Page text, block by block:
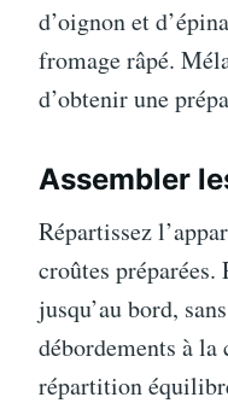
d’oignon et
fromage râpé.
d’obtenir une
Assembler
Répartissez
croûtes préparées.
jusqu’au bord,
débordements à
répartition